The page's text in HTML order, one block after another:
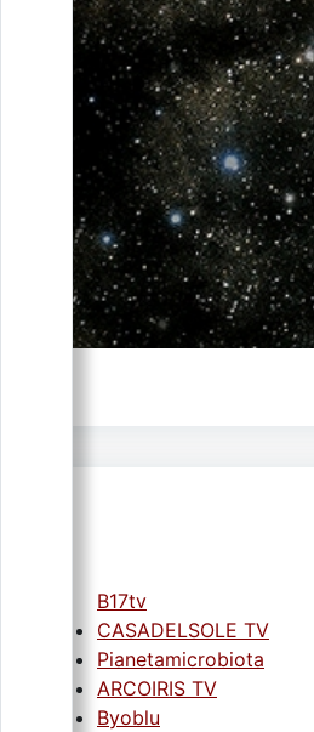
B17tv
CASADELSOLE TV
Pianetamicrobiota
ARCOIRIS TV
Byoblu